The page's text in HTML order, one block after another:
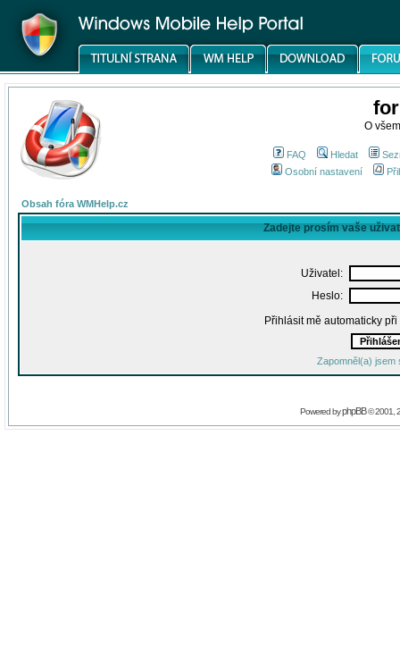
O
FAQ Hledat
Osobní nastavení
Obsah fóra WMHelp.cz
Zadejte prosím vaše
Uživatel:
Heslo:
Přihlásit mě automaticky
Zapomněl(a) jsem
Powered byphpBB© 2001,